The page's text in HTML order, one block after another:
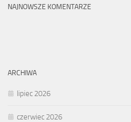
NAJNOWSZE KOMENTARZE
ARCHIWA
lipiec 2026
czerwiec 2026